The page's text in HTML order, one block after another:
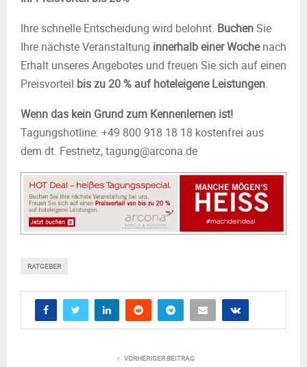
Ihre schnelle Entscheidung wird belohnt. BuchenSie
Ihre nächste Veranstaltung innerhalb einer Wochenach
Erhalt unseres Angebotes und freuen Sie sich auf einen
Preisvorteil bis zu 20 % auf hoteleigene Leistungen.
Wenn das kein Grund zum Kennenlernen ist!
Tagungshotline: +49 800 918 18 18 kostenfrei aus
dem dt. Festnetz, tagung@arcona.de
RATGEBER
VORHERIGER BEITRAG